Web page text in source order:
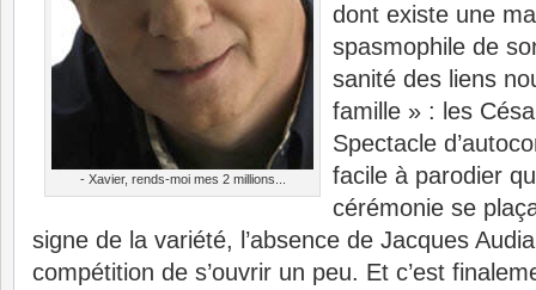
- Xavier, rends-moi mes 2 millions...
dont existe une
spasmophile de
sanité des liens
famille » : les
Spectacle
facile à parodier
cérémonie se
signe de la variété, l’absence de Jacques
compétition de s’ouvrir un peu. Et c’est